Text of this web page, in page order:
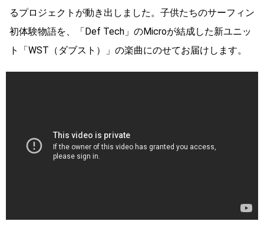
るプロジェクトが動き出しました。子供たちのサーフィン
初体験物語を、「Def Tech」のMicroが結成した新ユニッ
ト「WST（ダブスト）」の楽曲にのせてお届けします。